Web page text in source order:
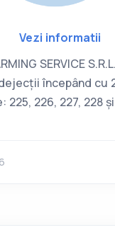
Vezi informatii
SERVICE
începând cu
225, 226, 227, 228